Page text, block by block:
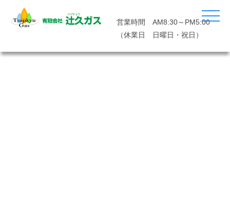
営業時間 AM8:30～PM5:00
（休業日 日曜日・祝日）